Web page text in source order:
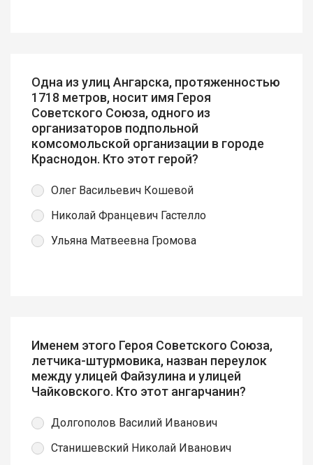
Одна из улиц Ангарска, протяженностью
1718 метров, носит имя Героя
Советского Союза, одного из
организаторов подпольной
комсомольской организации в городе
Краснодон. Кто этот герой?
Олег Васильевич Кошевой
Николай Францевич Гастелло
Ульяна Матвеевна Громова
Именем этого Героя Советского Союза,
летчика-штурмовика, назван переулок
между улицей Файзулина и улицей
Чайковского. Кто этот ангарчанин?
Долгополов Василий Иванович
Станишевский Николай Иванович